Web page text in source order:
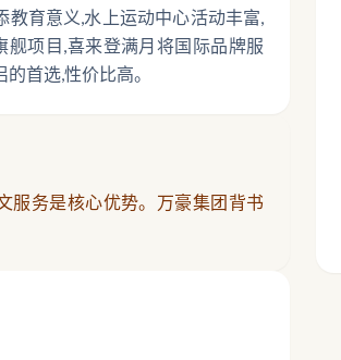
教育意义,水上运动中心活动丰富,
项目,喜来登满月将国际品牌服
首选,性价比高。
服务是核心优势。万豪集团背书